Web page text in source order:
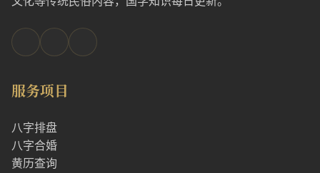
服务项目
八字排盘
八字合婚
黄历查询